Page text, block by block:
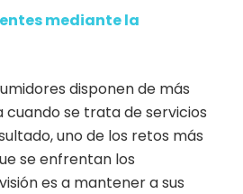
mediante la
disponen de más
cuando se trata de servicios
uno de los retos más
se enfrentan los
es a mantener a sus